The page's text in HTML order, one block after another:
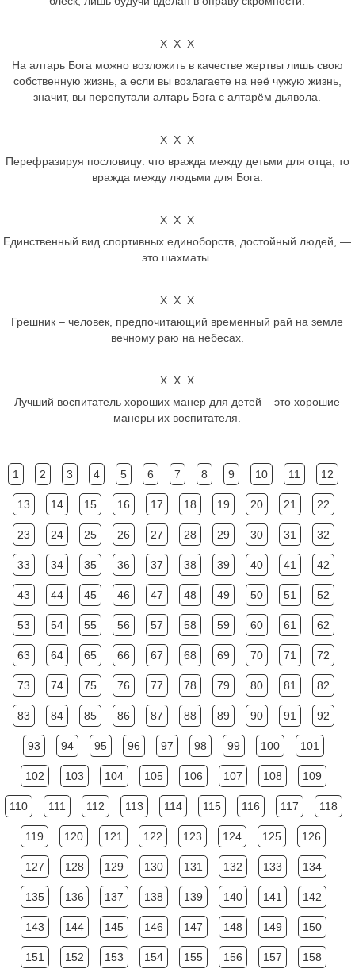
Х Х Х
На алтарь Бога можно возложить в качестве жертвы лишь свою
собственную жизнь, а если вы возлагаете на неё чужую жизнь,
значит, вы перепутали алтарь Бога с алтарём дьявола.
Х Х Х
Перефразируя пословицу: что вражда между детьми для отца, то
вражда между людьми для Бога.
Х Х Х
Единственный вид спортивных единоборств, достойный людей, —
это шахматы.
Х Х Х
Грешник – человек, предпочитающий временный рай на земле
вечному раю на небесах.
Х Х Х
Лучший воспитатель хороших манер для детей – это хорошие
манеры их воспитателя.
1 2 3 4 5 6 7 8 9 10 11 12
13 14 15 16 17 18 19 20 21 22
23 24 25 26 27 28 29 30 31 32
33 34 35 36 37 38 39 40 41 42
43 44 45 46 47 48 49 50 51 52
53 54 55 56 57 58 59 60 61 62
63 64 65 66 67 68 69 70 71 72
73 74 75 76 77 78 79 80 81 82
83 84 85 86 87 88 89 90 91 92
93 94 95 96 97 98 99 100 101
102 103 104 105 106 107 108 109
110 111 112 113 114 115 116 117 118
119 120 121 122 123 124 125 126
127 128 129 130 131 132 133 134
135 136 137 138 139 140 141 142
143 144 145 146 147 148 149 150
151 152 153 154 155 156 157 158